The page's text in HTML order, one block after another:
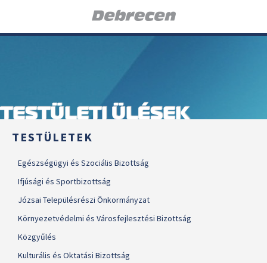
TESTÜLETI ÜLÉSEK
TESTÜLETEK
Egészségügyi és Szociális Bizottság
Ifjúsági és Sportbizottság
Józsai Településrészi Önkormányzat
Környezetvédelmi és Városfejlesztési Bizottság
Közgyűlés
Kulturális és Oktatási Bizottság